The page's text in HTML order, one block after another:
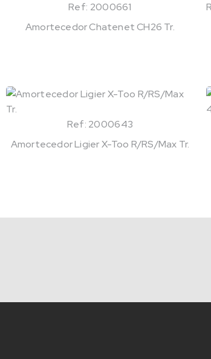
Ref: 2000661
Amortecedor Chatenet CH26 Tr.
Ref: 2000643
Amortecedor Ligier X-Too R/RS/Max Tr.